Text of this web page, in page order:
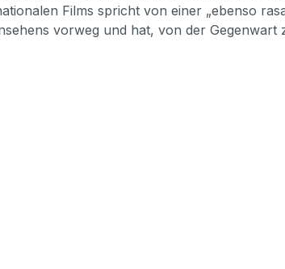
Films spricht von einer „ebenso
vorweg und hat, von der Gegenwart